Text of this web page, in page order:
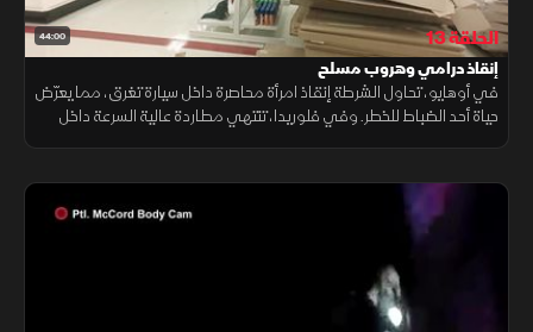
44:00 الحلقة 13
إنقاذ درامي وهروب مسلح
في أوهايو، تحاول الشرطة إنقاذ امرأة محاصرة داخل سيارة تغرق، مما يعرّض
حياة أحد الضباط للخطر. وفي فلوريدا، تنتهي مطاردة عالية السرعة داخل